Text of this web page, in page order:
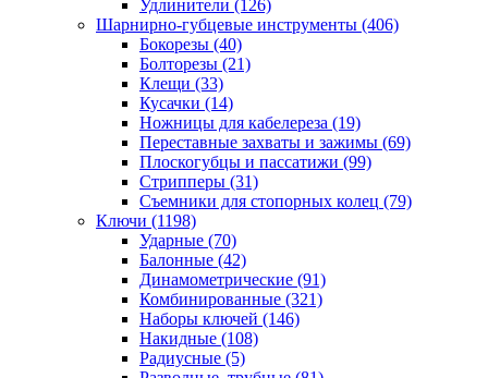
Удлинители (126)
Шарнирно-губцевые инструменты (406)
Бокорезы (40)
Болторезы (21)
Клещи (33)
Кусачки (14)
Ножницы для кабелереза (19)
Переставные захваты и зажимы (69)
Плоскогубцы и пассатижи (99)
Стрипперы (31)
Съемники для стопорных колец (79)
Ключи (1198)
Ударные (70)
Балонные (42)
Динамометрические (91)
Комбинированные (321)
Наборы ключей (146)
Накидные (108)
Радиусные (5)